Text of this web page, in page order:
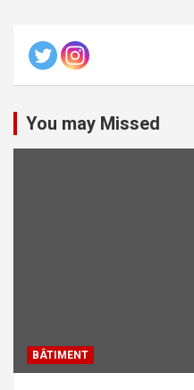
You may Missed
BÂTIMENT